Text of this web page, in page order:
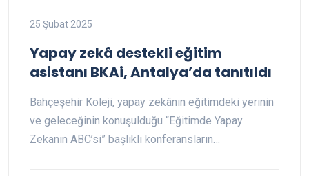
25 Şubat 2025
Yapay zekâ destekli eğitim
asistanı BKAi, Antalya’da tanıtıldı
Bahçeşehir Koleji, yapay zekânın eğitimdeki yerinin
ve geleceğinin konuşulduğu “Eğitimde Yapay
Zekanın ABC’si” başlıklı konferansların…